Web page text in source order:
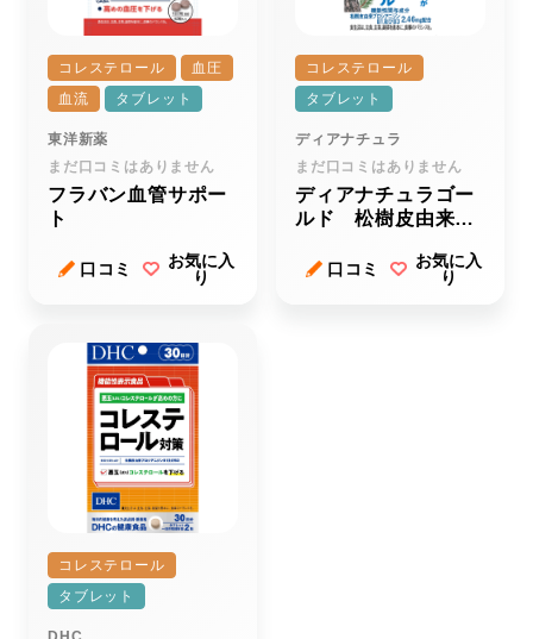
コレステロール
血圧
血流
タブレット
東洋新薬
まだ口コミはありません
フラバン血管サポー
ト
口コミ
お気に入
り
コレステロール
タブレット
ディアナチュラ
まだ口コミはありません
ディアナチュラゴー
ルド 松樹皮由来ポ
口コミ
お気に入
り
コレステロール
タブレット